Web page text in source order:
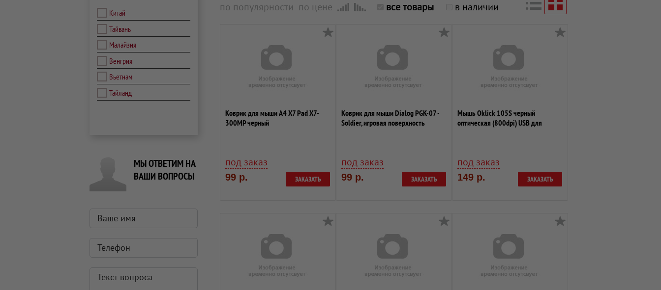
Китай
Тайвань
Малайзия
Венгрия
Вьетнам
Тайланд
МЫ ОТВЕТИМ НА
ВАШИ ВОПРОСЫ
по популярности по цене все товары в наличии
Коврик для мыши A4 X7 Pad X7-
300MP черный
под заказ
99 р. ЗАКАЗАТЬ
Коврик для мыши Dialog PGK-07 -
Soldier, игровая поверхность
под заказ
99 р. ЗАКАЗАТЬ
Мышь Oklick 105S черный
оптическая (800dpi) USB для
под заказ
149 р. ЗАКАЗАТЬ